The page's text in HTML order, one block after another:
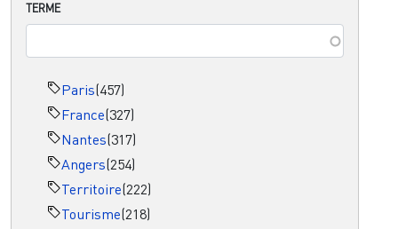
TERME
Paris(457)
France(327)
Nantes(317)
Angers(254)
Territoire(222)
Tourisme(218)